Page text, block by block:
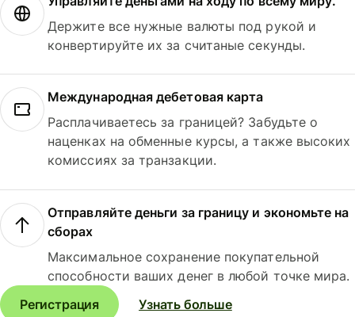
Держите все нужные валюты под рукой и
конвертируйте их за считаные секунды.
Международная дебетовая карта
Расплачиваетесь за границей? Забудьте о
наценках на обменные курсы, а также высоких
комиссиях за транзакции.
Отправляйте деньги за границу и экономьте на
сборах
Максимальное сохранение покупательной
способности ваших денег в любой точке мира.
Регистрация
Узнать больше